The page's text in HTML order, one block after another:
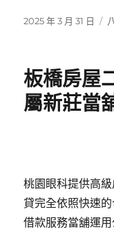
發
2025 年 3 月 31 日
分
板橋房屋
屬新莊當
桃園眼科提供高
貸完全依照快速
借款服務當舖運